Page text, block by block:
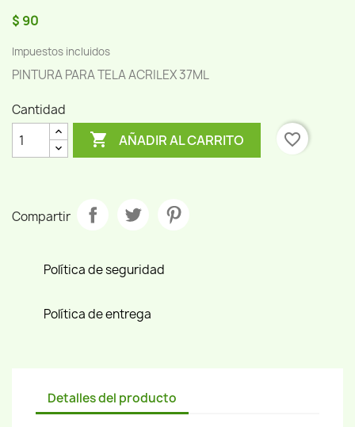
$ 90
Impuestos incluidos
PINTURA PARA TELA ACRILEX 37ML
Cantidad
 AÑADIR AL CARRITO favorite_border
Compartir
Política de seguridad
Política de entrega
Detalles del producto